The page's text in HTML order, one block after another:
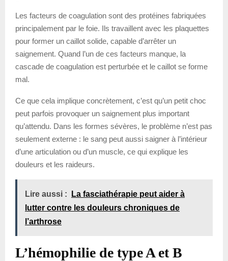
Les facteurs de coagulation sont des protéines fabriquées
principalement par le foie. Ils travaillent avec les plaquettes
pour former un caillot solide, capable d’arrêter un
saignement. Quand l’un de ces facteurs manque, la
cascade de coagulation est perturbée et le caillot se forme
mal.
Ce que cela implique concrètement, c’est qu’un petit choc
peut parfois provoquer un saignement plus important
qu’attendu. Dans les formes sévères, le problème n’est pas
seulement externe : le sang peut aussi saigner à l’intérieur
d’une articulation ou d’un muscle, ce qui explique les
douleurs et les raideurs.
Lire aussi :
La fasciathérapie peut aider à
lutter contre les douleurs chroniques de
l’arthrose
L’hémophilie de type A et B